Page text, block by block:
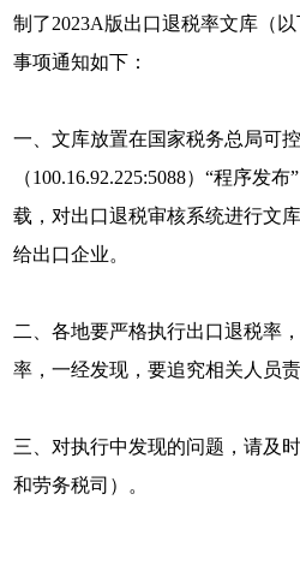
制了2023A版出口退税率文库（
事项通知如下：
一、文库放置在国家税务总局可
（100.16.92.225:5088）“程序发
载，对出口退税审核系统进行文
给出口企业。
二、各地要严格执行出口退税率
率，一经发现，要追究相关人员责
三、对执行中发现的问题，请及
和劳务税司）。